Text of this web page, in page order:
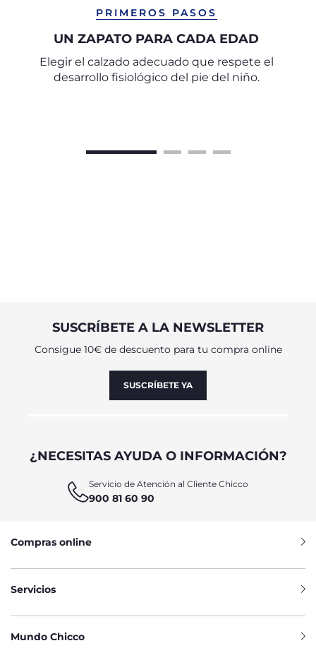
PRIMEROS PASOS
UN ZAPATO PARA CADA EDAD
Elegir el calzado adecuado que respete el
desarrollo fisiológico del pie del niño.
SUSCRÍBETE A LA NEWSLETTER
Consigue 10€ de descuento para tu compra online
SUSCRÍBETE YA
¿NECESITAS AYUDA O INFORMACIÓN?
Servicio de Atención al Cliente Chicco
900 81 60 90
Compras online
Servicios
Mundo Chicco